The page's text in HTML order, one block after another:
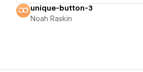
unique-button-3
Noah Raskin